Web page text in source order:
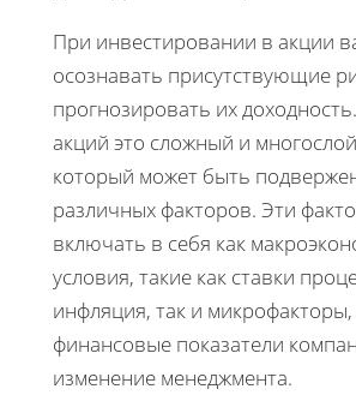
При инвестировании в акции
осознавать присутствующие
прогнозировать их
акций это сложный и
который может быть
различных факторов. Эти
включать в себя как
условия, такие как ставки
инфляция, так и
финансовые показатели
изменение менеджмента.